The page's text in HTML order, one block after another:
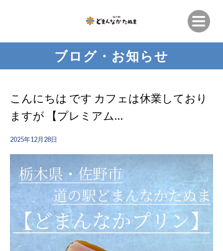
ブログ・お知らせ
こんにちは です︎ カフェは休業しており
ますが 【プレミアム…
2025年12月28日